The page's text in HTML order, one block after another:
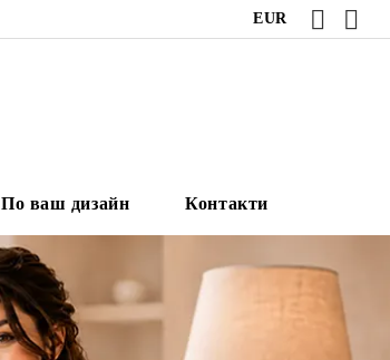
EUR
По ваш дизайн Контакти